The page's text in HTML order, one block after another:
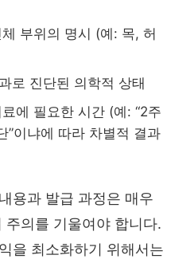
부위의 명시 (예: 목, 허
로 진단된 의학적 상태
에 필요한 시간 (예: “2주
”이냐에 따라 차별적 결과
용과 발급 과정은 매우
주의를 기울여야 합니다.
을 최소화하기 위해서는